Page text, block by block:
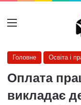
Меню
Головне Освіта і
Оплата
викладає